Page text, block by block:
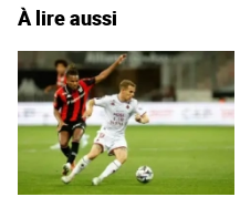
À lire aussi